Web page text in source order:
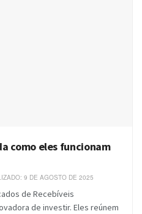
como eles funcionam
9 DE AGOSTO DE 2025
de Recebíveis
de investir. Eles reúnem